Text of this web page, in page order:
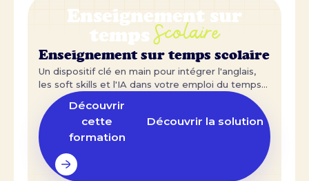
Enseignement sur
tempsScolaire
Enseignement sur temps scolaire
Un dispositif clé en main pour intégrer l'anglais,
les soft skills et l'IA dans votre emploi du temps
scolaire.
Découvrir
cette
formation
Découvrir la solution